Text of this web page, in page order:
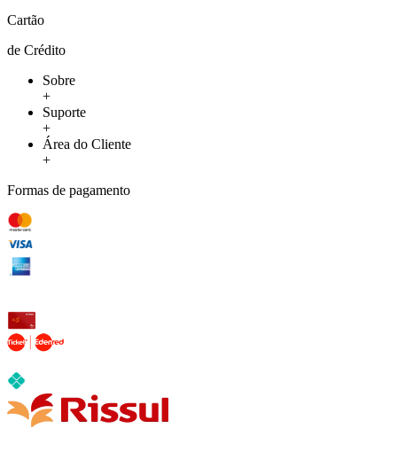
Cartão
de Crédito
Sobre
+
Suporte
+
Área do Cliente
+
Formas de pagamento